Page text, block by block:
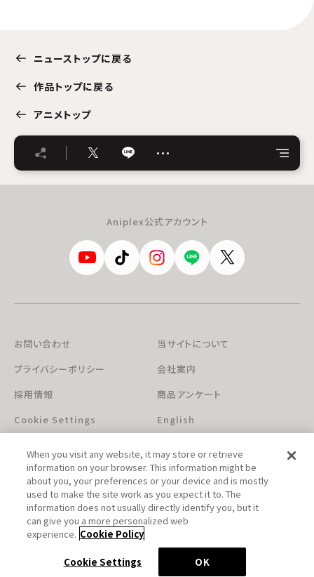
ニューストップに戻る
作品トップに戻る
アニメトップ
…
Aniplex公式アカウント
お問い合わせ
当サイトについて
プライバシーポリシー
会社案内
採用情報
商品アンケート
Cookie Settings
English
このホームページに掲載されている著作物の無断利用を禁じます。
When you visit any website, it may store or retrieve
information on your browser. This information might be
about you, your preferences or your device and is mostly
used to make the site work as you expect it to. The
information does not usually directly identify you, but it
can give you a more personalized web
experience. Cookie Policy
Cookie Settings OK